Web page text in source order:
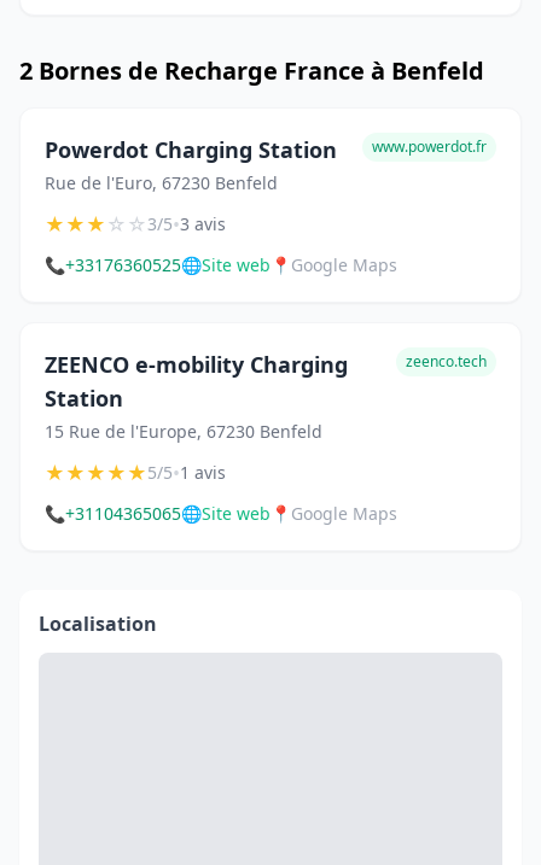
2 Bornes de Recharge France à Benfeld
Powerdot Charging Station
Rue de l'Euro, 67230 Benfeld
www.powerdot.fr
★★★☆☆3/5•3 avis
📞+33176360525🌐Site web 📍 Google Maps
ZEENCO e-mobility Charging
Station
15 Rue de l'Europe, 67230 Benfeld
zeenco.tech
★★★★★5/5•1 avis
📞+31104365065🌐Site web 📍 Google Maps
Localisation